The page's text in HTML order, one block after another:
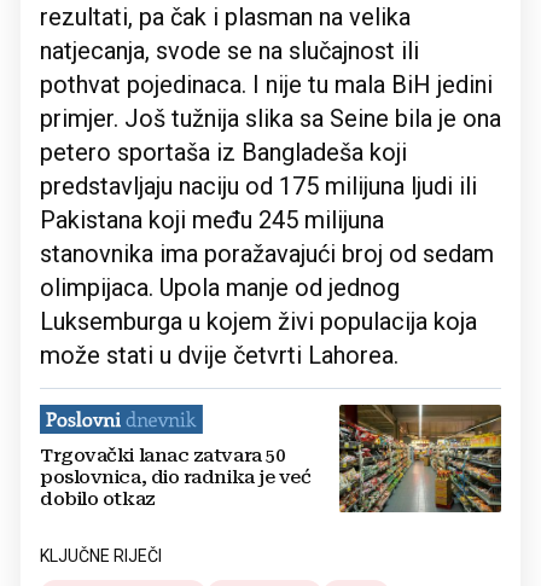
rezultati, pa čak i plasman na velika
natjecanja, svode se na slučajnost ili
pothvat pojedinaca. I nije tu mala BiH jedini
primjer. Još tužnija slika sa Seine bila je ona
petero sportaša iz Bangladeša koji
predstavljaju naciju od 175 milijuna ljudi ili
Pakistana koji među 245 milijuna
stanovnika ima poražavajući broj od sedam
olimpijaca. Upola manje od jednog
Luksemburga u kojem živi populacija koja
može stati u dvije četvrti Lahorea.
Trgovački lanac zatvara 50
poslovnica, dio radnika je već
dobilo otkaz
KLJUČNE RIJEČI